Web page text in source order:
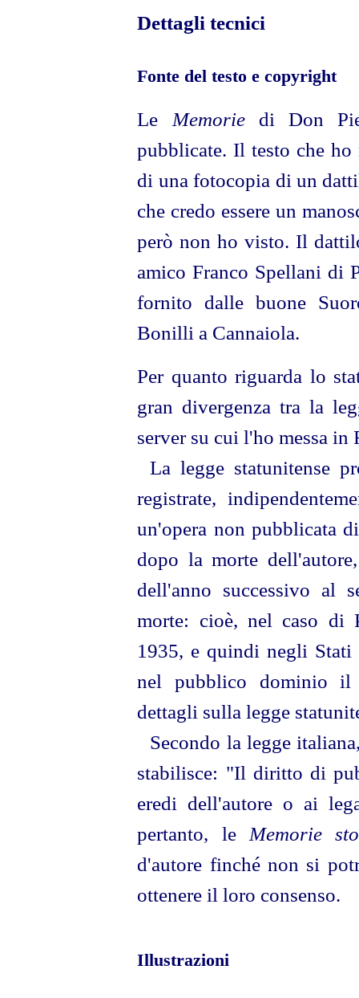
Dettagli tecnici
Fonte del testo e copyright
Le Memoriedi Don
pubblicate. Il testo che
di una fotocopia di un
che credo essere un
però non ho visto. Il
amico Franco Spellani di
fornito dalle buone
Bonilli a Cannaiola.
Per quanto riguarda lo
gran divergenza tra la
server su cui l'ho messa
La legge statunitense
registrate,
un'opera non pubblicata
dopo la morte
dell'anno successivo al
morte: cioè, nel caso
1935, e quindi negli
nel pubblico dominio
dettagli sulla legge
Secondo la legge
stabilisce: "Il diritto di
eredi dell'autore o ai
pertanto, le Memorie
d'autore finché non si
ottenere il loro consenso.
Illustrazioni